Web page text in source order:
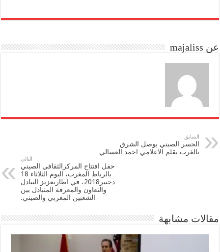
bo
to
n
ail
re
عن majaliss
السابق
الجسر الصيني يوصل الشرق
بالغرب بقلم الاعلامي احمد العسالي
التالي
حفل افتتاح المركزالثقافي الصيني
بالرباط المغرب، اليوم الثلاثاء 18
دجنبر2018، في اطارتعزيز التبادل
والتعاون والمعرفة المتبادل بين
الشعبين المغربي والصيني.
مقالات مشابهة